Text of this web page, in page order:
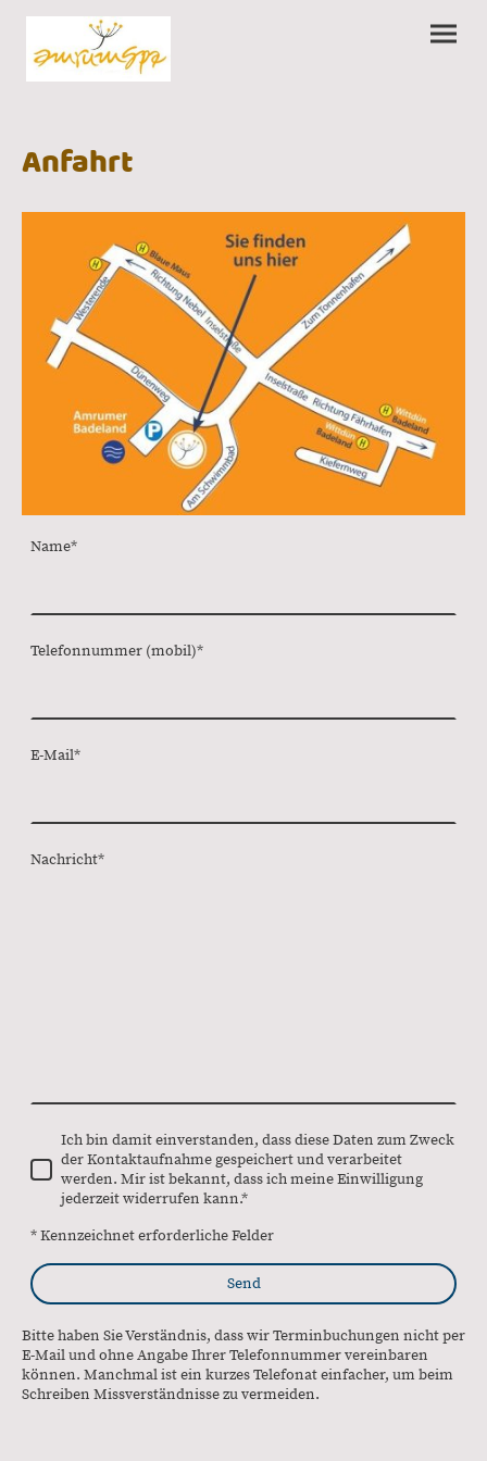
Anfahrt
Name*
Telefonnummer (mobil)*
E-Mail*
Nachricht*
Ich bin damit einverstanden, dass diese Daten zum Zweck
der Kontaktaufnahme gespeichert und verarbeitet
werden. Mir ist bekannt, dass ich meine Einwilligung
jederzeit widerrufen kann.*
* Kennzeichnet erforderliche Felder
Send
Bitte haben Sie Verständnis, dass wir Terminbuchungen nicht per
E-Mail und ohne Angabe Ihrer Telefonnummer vereinbaren
können. Manchmal ist ein kurzes Telefonat einfacher, um beim
Schreiben Missverständnisse zu vermeiden.